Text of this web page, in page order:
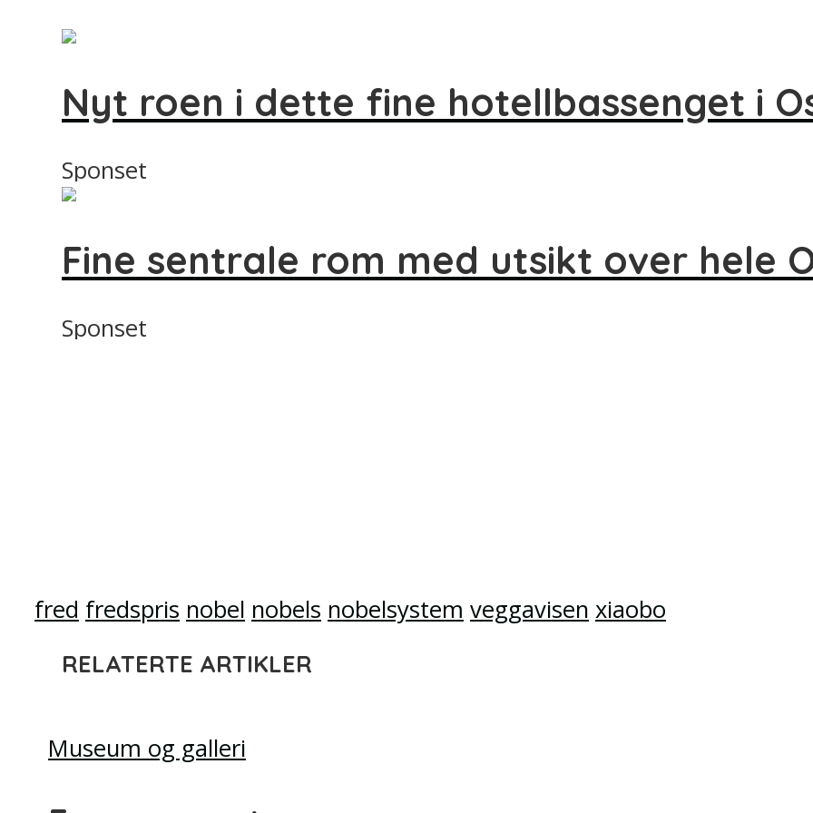
Nyt roen i dette fine hotellbassenget i
Sponset
Fine sentrale rom med utsikt over hele
Sponset
fred fredspris nobel nobels nobelsystem veggavisen xiaobo
RELATERTE ARTIKLER
Museum og galleri